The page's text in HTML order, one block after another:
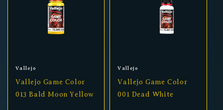
Anbieter:
Vallejo
Vallejo Game Color
013 Bald Moon Yellow
Anbieter:
Vallejo
Vallejo Game Color
001 Dead White